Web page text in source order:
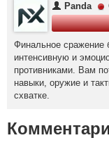
Panda
Финальное сражение
интенсивную и
противниками. Вам
навыки, оружие и
схватке.